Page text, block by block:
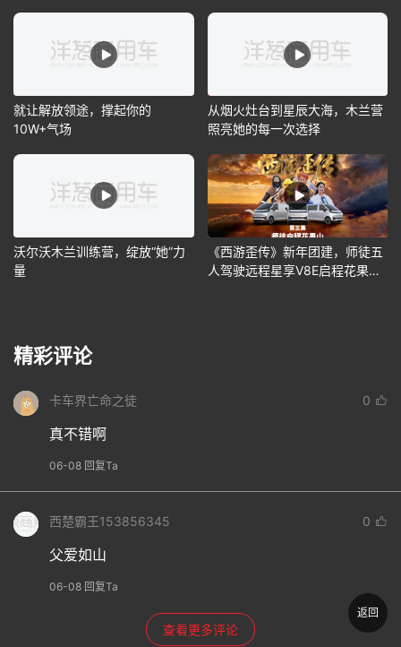
就让解放领途，撑起你的
10W+气场
从烟火灶台到星辰大海，木兰营
照亮她的每一次选择
沃尔沃木兰训练营，绽放“她”力
量
《西游歪传》新年团建，师徒五
人驾驶远程星享V8E启程花果
精彩评论
卡车界亡命之徒 0
真不错啊
06-08 回复Ta
西楚霸王153856345 0
父爱如山
06-08 回复Ta
查看更多评论
返回